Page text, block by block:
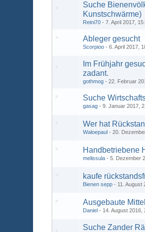
Suche
Kunstschwärme)
Reini70 7. April 2017,
Ableger gesucht
Scorpioo 6. April 2017,
Im Frühjahr
zadant.
gothmog 22. Februar
Suche
gasag 9. Januar 2017,
Wer hat
Waloepaul 20.
Handbetriebene
melissula 5. Dezember
kaufe
Bienen sepp 11. August
Ausgebaute
Daniel 14. August 2016,
Suche Zander